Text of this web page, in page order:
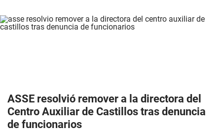
ASSE resolvió remover a la directora del
Centro Auxiliar de Castillos tras denuncia
de funcionarios